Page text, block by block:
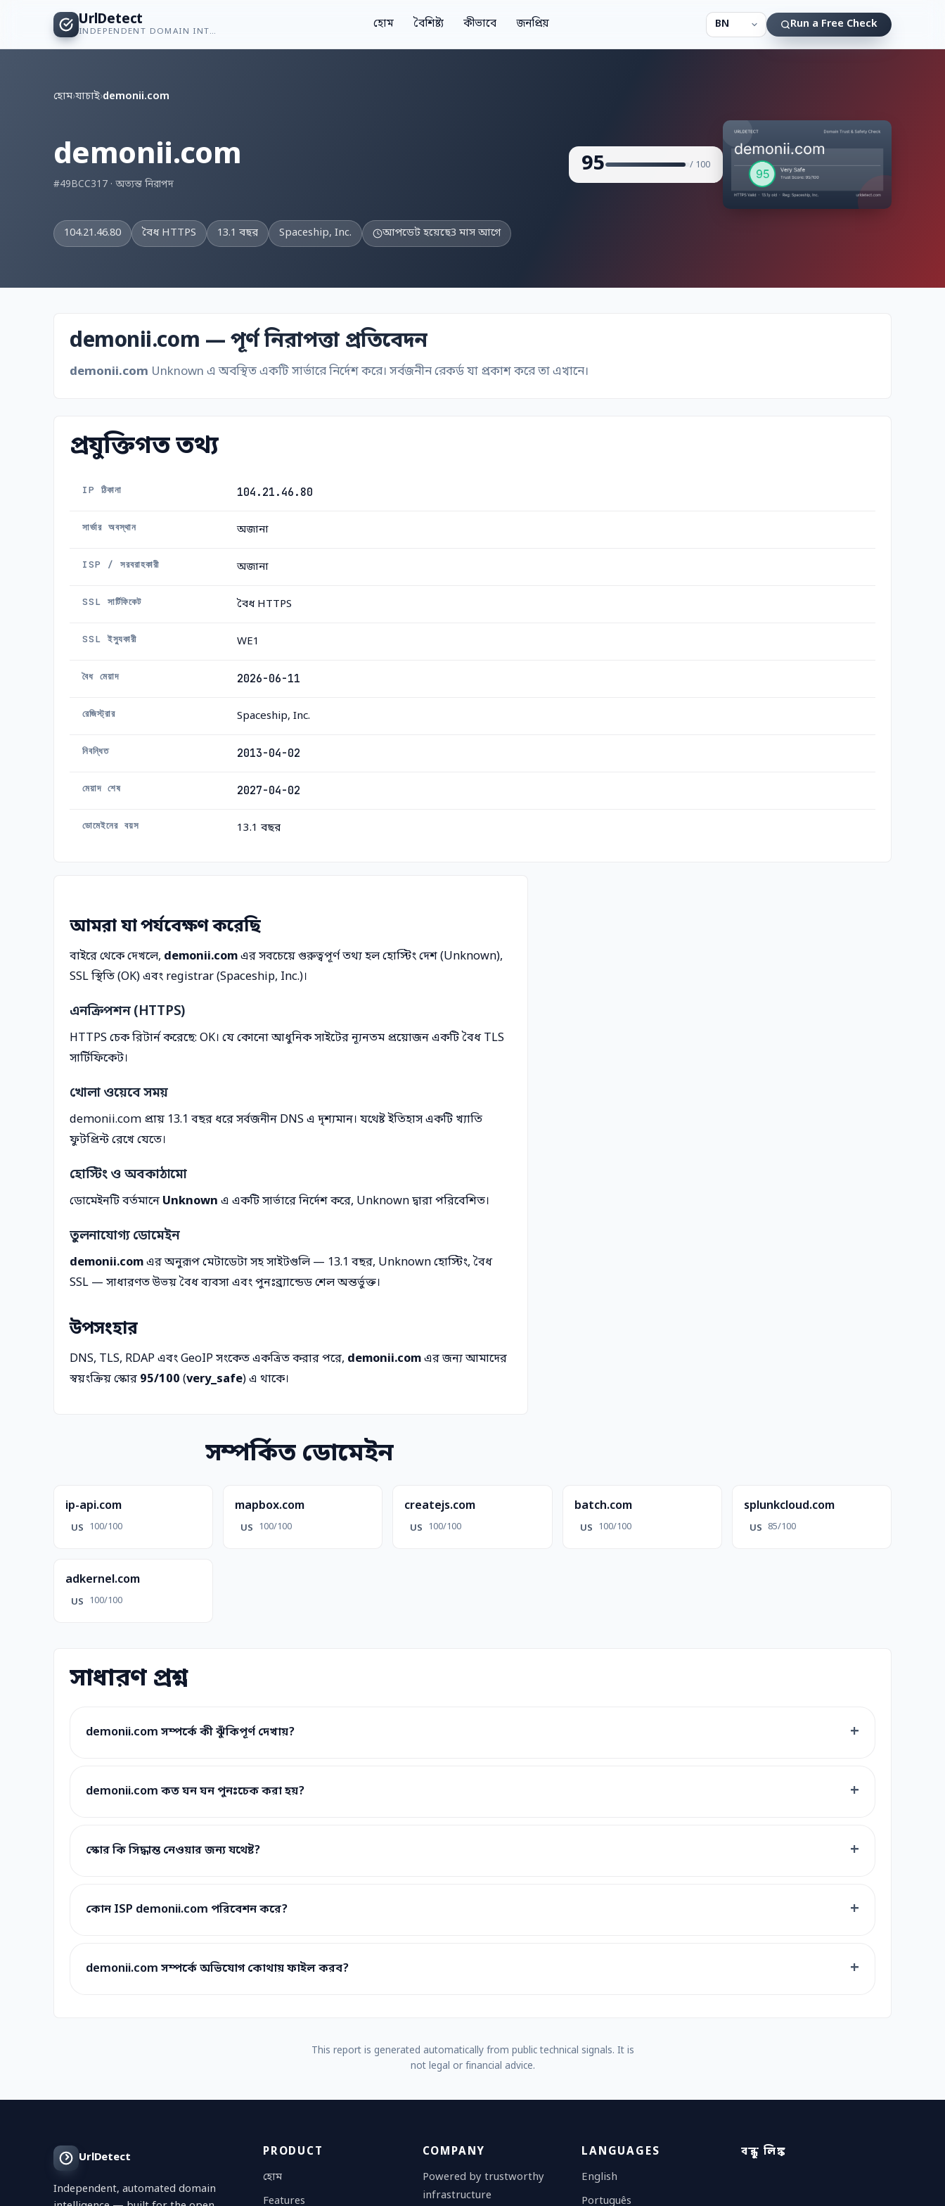
UrlDetect
INDEPENDENT DOMAIN INTELLIGENCE
হোম বৈশিষ্ট্য কীভাবে জনপ্রিয় Run a Free Check
হোম›যাচাই›demonii.com
demonii.com
#49BCC317 · অত্যন্ত নিরাপদ
95 / 100
104.21.46.80 বৈধ HTTPS 13.1 বছর Spaceship, Inc. আপডেট হয়েছে3 মাস আগে
demonii.com — পূর্ণ নিরাপত্তা প্রতিবেদন
demonii.com Unknown এ অবস্থিত একটি সার্ভারে নির্দেশ করে। সর্বজনীন রেকর্ড যা প্রকাশ করে তা এখানে।
প্রযুক্তিগত তথ্য
IP ঠিকানা 104.21.46.80
সার্ভার অবস্থান অজানা
ISP / সরবরাহকারী অজানা
SSL সার্টিফিকেট বৈধ HTTPS
SSL ইস্যুকারী WE1
বৈধ মেয়াদ 2026-06-11
রেজিস্ট্রার Spaceship, Inc.
নিবন্ধিত 2013-04-02
মেয়াদ শেষ 2027-04-02
ডোমেইনের বয়স 13.1 বছর
আমরা যা পর্যবেক্ষণ করেছি
বাইরে থেকে দেখলে, demonii.comএর সবচেয়ে গুরুত্বপূর্ণ তথ্য হল হোস্টিং দেশ (Unknown),
SSL স্থিতি (OK) এবং registrar (Spaceship, Inc.)।
এনক্রিপশন (HTTPS)
HTTPS চেক রিটার্ন করেছে: OK। যে কোনো আধুনিক সাইটের ন্যূনতম প্রয়োজন একটি বৈধ TLS
সার্টিফিকেট।
খোলা ওয়েবে সময়
demonii.com প্রায় 13.1 বছর ধরে সর্বজনীন DNS এ দৃশ্যমান। যথেষ্ট ইতিহাস একটি খ্যাতি
ফুটপ্রিন্ট রেখে যেতে।
হোস্টিং ও অবকাঠামো
ডোমেইনটি বর্তমানে Unknown এ একটি সার্ভারে নির্দেশ করে, Unknown দ্বারা পরিবেশিত।
তুলনাযোগ্য ডোমেইন
demonii.comএর অনুরূপ মেটাডেটা সহ সাইটগুলি — 13.1 বছর, Unknown হোস্টিং, বৈধ
SSL — সাধারণত উভয় বৈধ ব্যবসা এবং পুনঃব্র্যান্ডেড শেল অন্তর্ভুক্ত।
উপসংহার
DNS, TLS, RDAP এবং GeoIP সংকেত একত্রিত করার পরে, demonii.comএর জন্য আমাদের
স্বয়ংক্রিয় স্কোর 95/100 (very_safe) এ থাকে।
সম্পর্কিত ডোমেইন
ip-api.com
US 100/100
mapbox.com
US 100/100
createjs.com
US 100/100
batch.com
US 100/100
splunkcloud.com
US 85/100
adkernel.com
US 100/100
সাধারণ প্রশ্ন
demonii.com সম্পর্কে কী ঝুঁকিপূর্ণ দেখায়?
demonii.com কত ঘন ঘন পুনঃচেক করা হয়?
স্কোর কি সিদ্ধান্ত নেওয়ার জন্য যথেষ্ট?
কোন ISP demonii.com পরিবেশন করে?
demonii.com সম্পর্কে অভিযোগ কোথায় ফাইল করব?
This report is generated automatically from public technical signals. It is
not legal or financial advice.
UrlDetect
Independent, automated domain
PRODUCT
হোম
Features
COMPANY
Powered by trustworthy
infrastructure
LANGUAGES
English
Português
বন্ধু লিঙ্ক